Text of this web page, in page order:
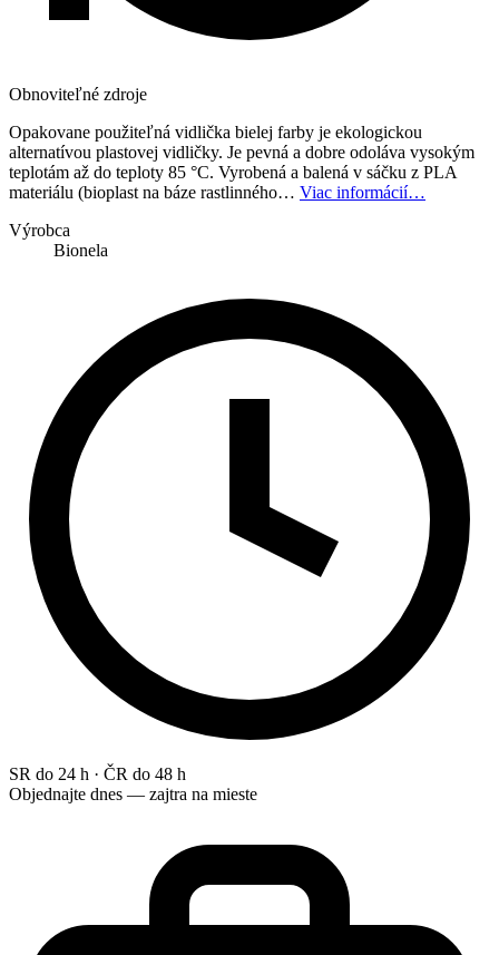
Obnoviteľné zdroje
Opakovane použiteľná vidlička bielej farby je ekologickou
alternatívou plastovej vidličky. Je pevná a dobre odoláva vysokým
teplotám až do teploty 85 °C. Vyrobená a balená v sáčku z PLA
materiálu (bioplast na báze rastlinného… Viac informácií…
Výrobca
Bionela
SR do 24 h · ČR do 48 h
Objednajte dnes — zajtra na mieste